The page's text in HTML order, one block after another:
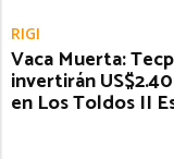
RIGI
Vaca Muerta:
invertirán
en Los Toldos II